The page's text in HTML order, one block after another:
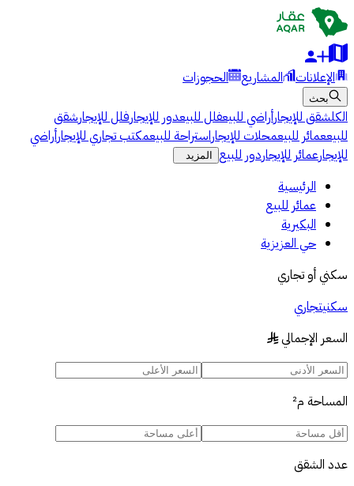
الإعلانات المشاريع الحجوزات
بحث
الكلشقق للإيجارأراضي للبيعفلل للبيعدور للإيجارفلل للإيجارشقق
للبيععمائر للبيعمحلات للإيجاراستراحة للبيعمكتب تجاري للإيجارأراضي
للإيجارعمائر للإيجاردور للبيع المزيد
الرئيسية
عمائر للبيع
البكيرية
حي العزيزية
سكني أو تجاري
سكنيتجاري
السعر الإجمالي §
المساحة م²
عدد الشقق